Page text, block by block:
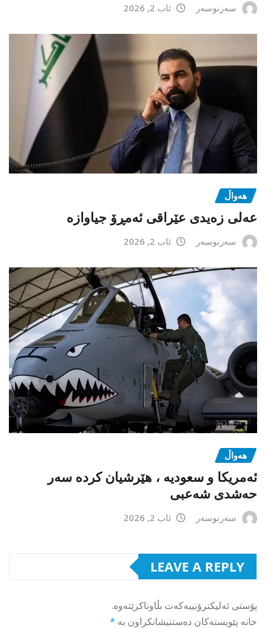
سەرنوسەر ئاب 2, 2026
هەواڵ
عەلی زەیدی عێراقی ئەمڕۆ جیاوازە
سەرنوسەر ئاب 2, 2026
هەواڵ
ئەمریکا و سعودیە ، هێرشیان کردە سەر
حەشدی شەعبی
سەرنوسەر ئاب 2, 2026
LEAVE A REPLY
پۆستی ئەلیکترۆنییەکەت بڵاوناکرێتەوە.
خانە پێویستەکان دەستنیشانکراون بە *